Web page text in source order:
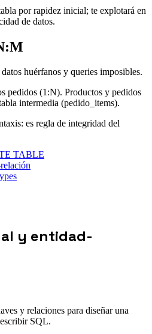
por rapidez inicial; te explotará en
de datos.
huérfanos y queries imposibles.
pedidos (1:N). Productos y pedidos
intermedia (pedido_items).
es regla de integridad del
TABLE
y entidad-
y relaciones para diseñar una
SQL.